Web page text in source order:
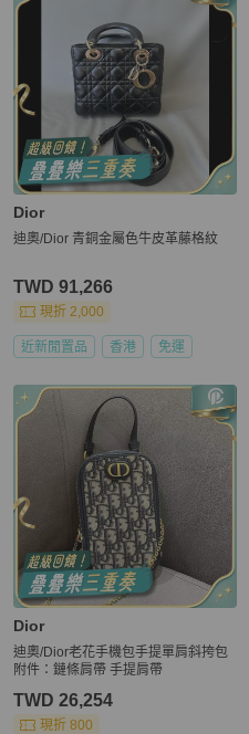
Dior
迪奧/Dior 青銅金屬色牛皮革藤格紋
TWD 91,266
現折 2,000
近新閒置品 香港 免運
Dior
迪奧/Dior老花手機包手提單肩斜挎包
附件：鏈條肩帶 手提肩帶
TWD 26,254
現折 800